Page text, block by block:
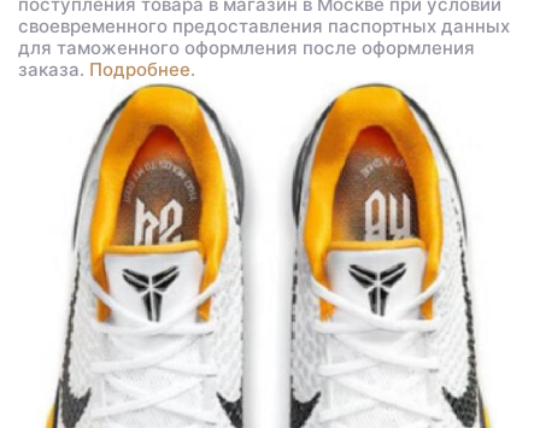
своевременного предоставления паспортных данных
для таможенного оформления после оформления
заказа. Подробнее.